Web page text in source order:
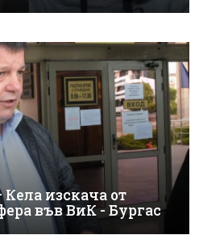
изскача от
във ВиК - Бургас